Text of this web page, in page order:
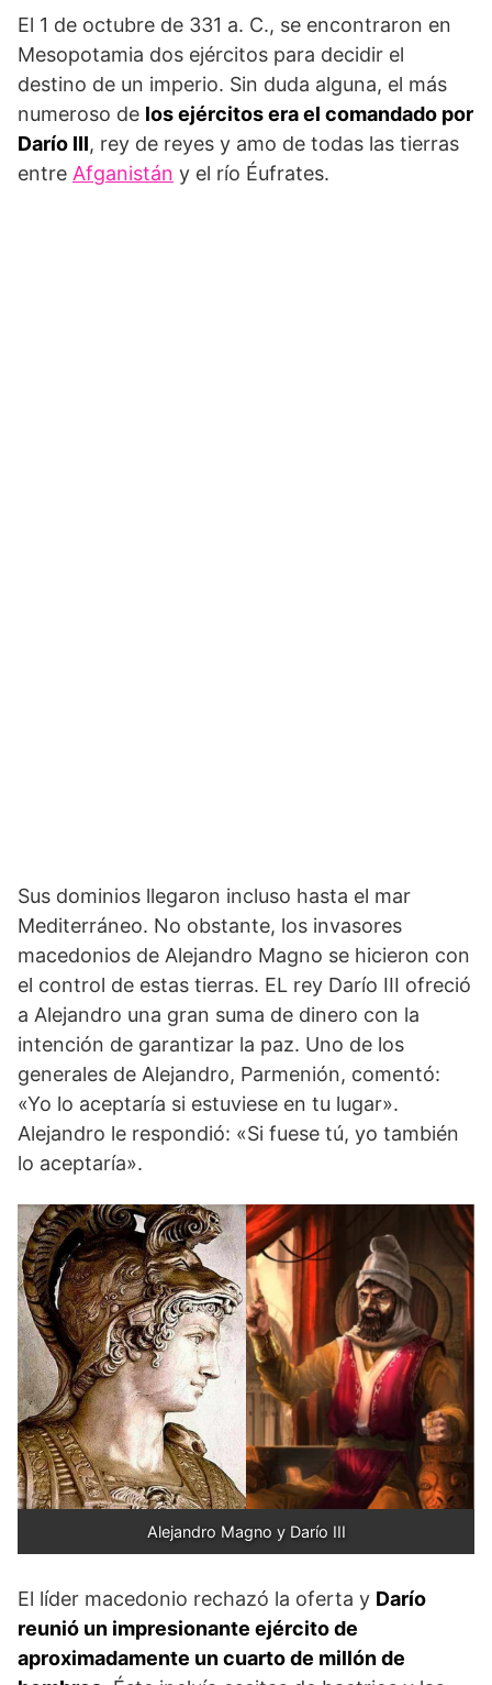
El 1 de octubre de 331 a. C., se encontraron en
Mesopotamia dos ejércitos para decidir el
destino de un imperio. Sin duda alguna, el más
numeroso de los ejércitos era el comandado por
Darío III, rey de reyes y amo de todas las tierras
entre Afganistán y el río Éufrates.
Sus dominios llegaron incluso hasta el mar
Mediterráneo. No obstante, los invasores
macedonios de Alejandro Magno se hicieron con
el control de estas tierras. EL rey Darío III ofreció
a Alejandro una gran suma de dinero con la
intención de garantizar la paz. Uno de los
generales de Alejandro, Parmenión, comentó:
«Yo lo aceptaría si estuviese en tu lugar».
Alejandro le respondió: «Si fuese tú, yo también
lo aceptaría».
Alejandro Magno y Darío III
El líder macedonio rechazó la oferta y Darío
reunió un impresionante ejército de
aproximadamente un cuarto de millón de